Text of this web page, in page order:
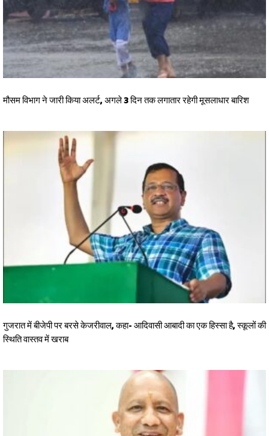
मौसम विभाग ने जारी किया अलर्ट, अगले 3 दिन तक लगातार रहेगी मूसलाधार बारिश
गुजरात में बीजेपी पर बरसे केजरीवाल, कहा- आदिवासी आबादी का एक हिस्सा है, स्कूलों की
स्थिति वास्तव में खराब